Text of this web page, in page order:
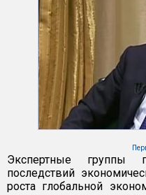
Экспертные группы
последствий
роста глобальной